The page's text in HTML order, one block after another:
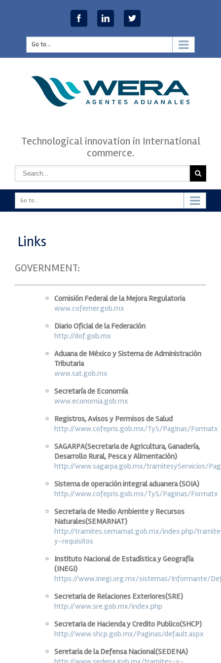
Go to...
Technological innovation in International
commerce.
Go to...
Links
GOVERNMENT:
Comisión Federal de la Mejora Regulatoria
www.cofemer.gob.mx
Diario Oficial de la Federación
http://dof.gob.mx
Aduana de México y Sistema de Administración
Tributaria
www.sat.gob.mx
Secretaría de Economía
www.economia.gob.mx
Registros, Avisos y Permisos de Salud
http://www.cofepris.gob.mx/TyS/Paginas/Formatx
SAGARPA(Secretaria de Agricultura, Ganadería,
Desarrollo Rural, Pesca y Alimentación)
http://www.sagarpa.gob.mx/tramitesyServicios/
Sistema de operación integral aduanera (SOIA)
http://www.cofepris.gob.mx/TyS/Paginas/Formatx
Secretaria de Medio Ambiente y Recursos
Naturales(SEMARNAT)
http://tramites.semarnat.gob.mx/index.php/
y-requisitos
Instituto Nacional de Estadística y Geografía
(INEGI)
https://www.inegi.org.mx/sistemas/Informante/
Secretaria de Relaciones Exteriores(SRE)
http://www.sre.gob.mx/index.php
Secretaria de Hacienda y Credito Publico(SHCP)
http://www.shcp.gob.mx/Paginas/default.aspx
Seretaria de la Defensa Nacional(SEDENA)